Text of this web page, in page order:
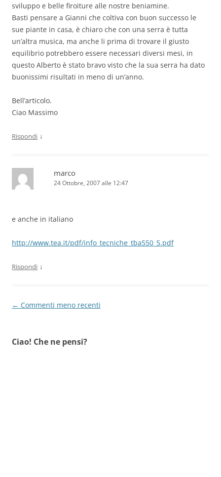
sviluppo e belle firoiture alle nostre beniamine.
Basti pensare a Gianni che coltiva con buon successo le
sue piante in casa, è chiaro che con una serra è tutta
un’altra musica, ma anche li prima di trovare il giusto
equilibrio potrebbero essere necessari diversi mesi, in
questo Alberto è stato bravo visto che la sua serra ha dato
buonissimi risultati in meno di un’anno.
Bell’articolo.
Ciao Massimo
Rispondi ↓
marco
24 Ottobre, 2007 alle 12:47
e anche in italiano
http://www.tea.it/pdf/info_tecniche_tba550_5.pdf
Rispondi ↓
Navigazione
← Commenti meno recenti
Ciao! Che ne pensi?